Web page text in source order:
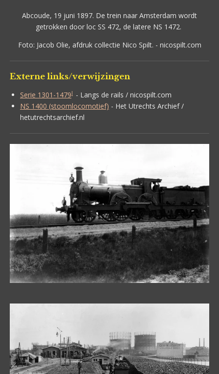
Abcoude, 19 juni 1897. De trein naar Amsterdam wordt
getrokken door loc SS 472, de latere NS 1472.
Foto: Jacob Olie, afdruk collectie Nico Spilt. - nicospilt.com
Externe links/verwijzingen
Serie 1301-1479I - Langs de rails / nicospilt.com
NS 1400 (stoomlocomotief) - Het Utrechts Archief /
hetutrechtsarchief.nl